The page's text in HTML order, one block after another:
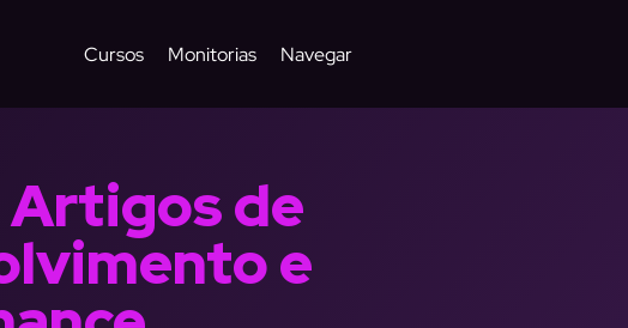
Cursos Monitorias Navegar
Artigos de
e